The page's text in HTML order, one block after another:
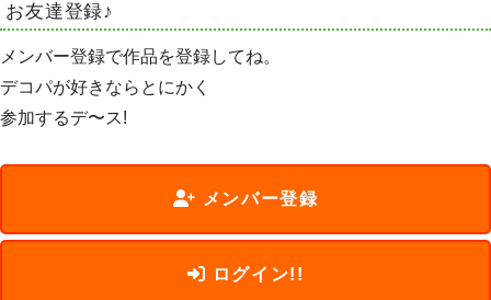
お友達登録♪
メンバー登録で作品を登録してね。
デコパが好きならとにかく
参加するデ〜ス!
メンバー登録
ログイン!!